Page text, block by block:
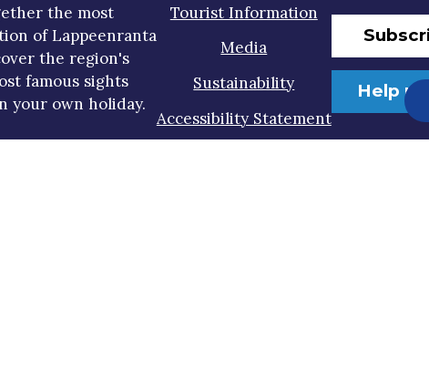
the most
of Lappeenranta
the region's
famous sights
your own holiday.
Tourist Information
Media
Sustainability
Accessibility Statement
Help